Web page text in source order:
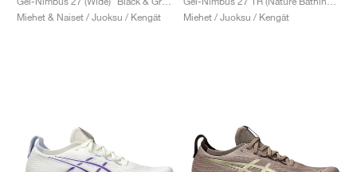
Miehet & Naiset / Juoksu / Kengät
Miehet / Juoksu / Kengät